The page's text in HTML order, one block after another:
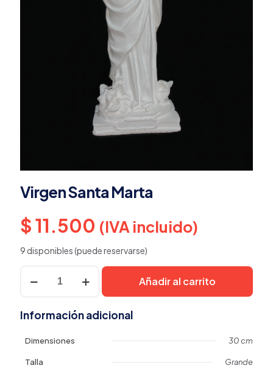
Virgen Santa Marta
$11.500 (IVA incluido)
9 disponibles (puede reservarse)
Virgen
Santa
Marta
Añadir al carrito
Información adicional
Dimensiones 30 cm
Talla Grande